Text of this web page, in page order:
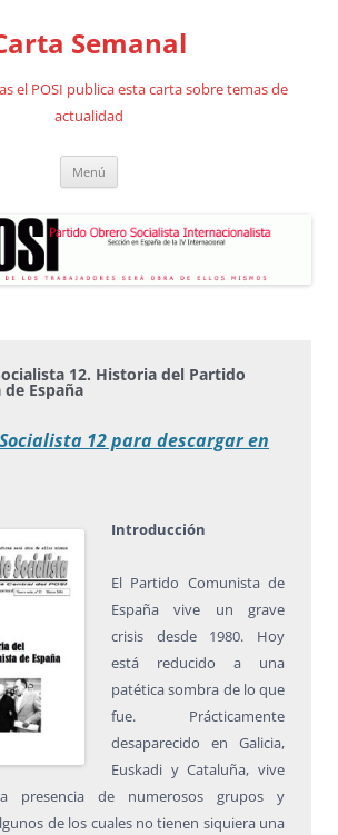
Semanal
el POSI publica esta carta sobre temas de
actualidad
Menú
12. Historia del Partido
España
12 para descargar en
Introducción
El Partido Comunista de
España vive un grave
crisis desde 1980. Hoy
está reducido a una
patética sombra de lo que
fue. Prácticamente
desaparecido en Galicia,
Euskadi y Cataluña, vive
presencia de numerosos grupos y
de los cuales no tienen siquiera una